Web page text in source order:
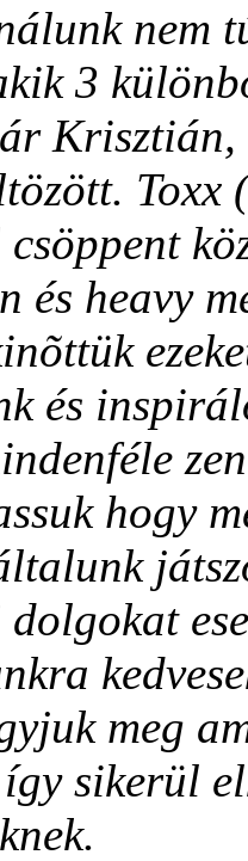
nem
3
Toxx
és heavy
és
hogy
meg
sikerül